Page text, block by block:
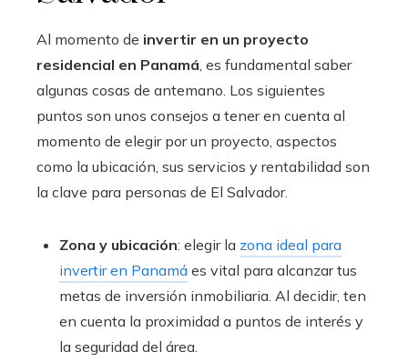
Al momento de invertir en un proyecto
residencial en Panamá, es fundamental saber
algunas cosas de antemano. Los siguientes
puntos son unos consejos a tener en cuenta al
momento de elegir por un proyecto, aspectos
como la ubicación, sus servicios y rentabilidad son
la clave para personas de El Salvador.
Zona y ubicación: elegir la zona ideal para
invertir en Panamá es vital para alcanzar tus
metas de inversión inmobiliaria. Al decidir, ten
en cuenta la proximidad a puntos de interés y
la seguridad del área.